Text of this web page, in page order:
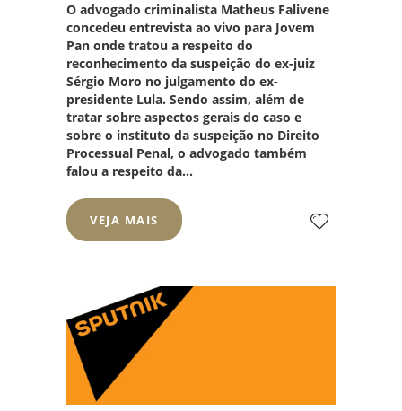
O advogado criminalista Matheus Falivene
concedeu entrevista ao vivo para Jovem
Pan onde tratou a respeito do
reconhecimento da suspeição do ex-juiz
Sérgio Moro no julgamento do ex-
presidente Lula. Sendo assim, além de
tratar sobre aspectos gerais do caso e
sobre o instituto da suspeição no Direito
Processual Penal, o advogado também
falou a respeito da...
VEJA MAIS